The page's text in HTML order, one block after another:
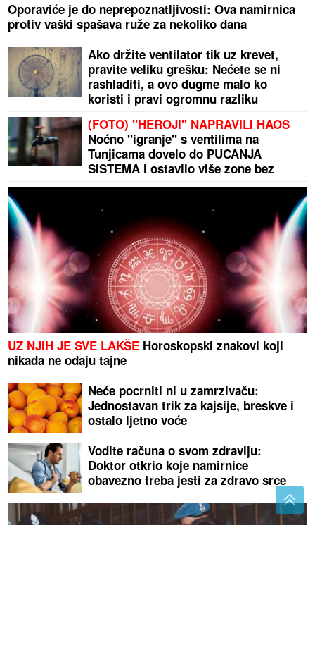
Oporaviće je do neprepoznatljivosti: Ova namirnica
protiv vaški spašava ruže za nekoliko dana
Ako držite ventilator tik uz krevet,
pravite veliku grešku: Nećete se ni
rashladiti, a ovo dugme malo ko
koristi i pravi ogromnu razliku
(FOTO) "HEROJI" NAPRAVILI HAOS
Noćno "igranje" s ventilima na
Tunjicama dovelo do PUCANJA
SISTEMA i ostavilo više zone bez
vode
UZ NJIH JE SVE LAKŠE Horoskopski znakovi koji
nikada ne odaju tajne
Neće pocrniti ni u zamrzivaču:
Jednostavan trik za kajsije, breskve i
ostalo ljetno voće
Vodite računa o svom zdravlju:
Doktor otkrio koje namirnice
obavezno treba jesti za zdravo srce